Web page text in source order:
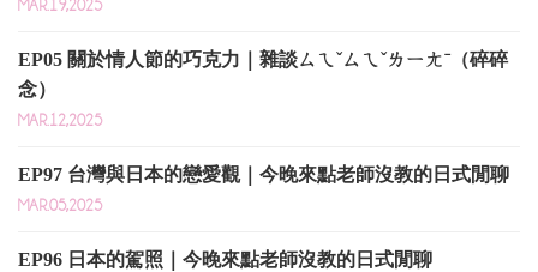
MAR.19,2025
EP05 關於情人節的巧克力｜雜談ㄙㄟˇㄙㄟˇㄌㄧㄤˉ（碎碎
念）
MAR.12,2025
EP97 台灣與日本的戀愛觀｜今晚來點老師沒教的日式閒聊
MAR.05,2025
EP96 日本的駕照｜今晚來點老師沒教的日式閒聊